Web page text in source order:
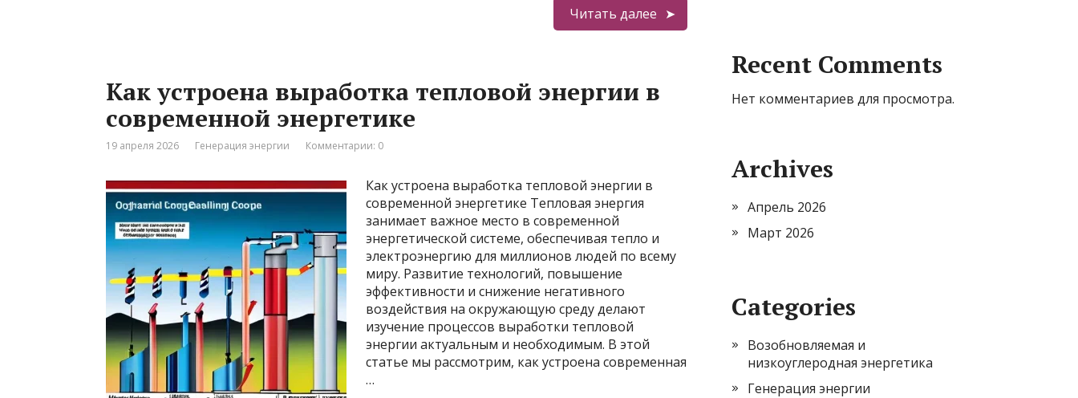
Читать далее
Как устроена выработка тепловой энергии в
современной энергетике
19 апреля 2026 Генерация энергии Комментарии: 0
Как устроена выработка тепловой энергии в
современной энергетике Тепловая энергия
занимает важное место в современной
энергетической системе, обеспечивая тепло и
электроэнергию для миллионов людей по всему
миру. Развитие технологий, повышение
эффективности и снижение негативного
воздействия на окружающую среду делают
изучение процессов выработки тепловой
энергии актуальным и необходимым. В этой
статье мы рассмотрим, как устроена современная
…
Recent Comments
Нет комментариев для просмотра.
Archives
Апрель 2026
Март 2026
Categories
Возобновляемая и
низкоуглеродная энергетика
Генерация энергии